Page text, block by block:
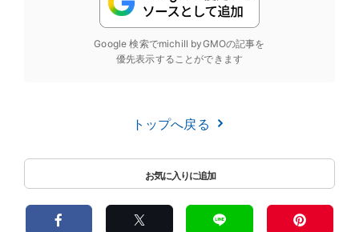
Google 検索でmichill byGMOの記事を
優先表示することができます
トップへ戻る